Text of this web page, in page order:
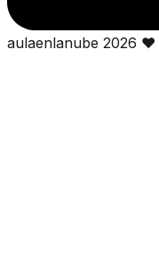
aulaenlanube 2026 ❤